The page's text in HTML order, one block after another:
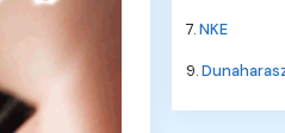
7.NKE
9.Dunaharaszti